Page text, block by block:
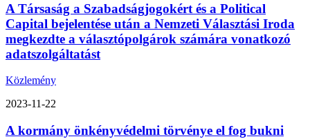
A Társaság a Szabadságjogokért és a Political
Capital bejelentése után a Nemzeti Választási Iroda
megkezdte a választópolgárok számára vonatkozó
adatszolgáltatást
Közlemény
2023-11-22
A kormány önkényvédelmi törvénye el fog bukni